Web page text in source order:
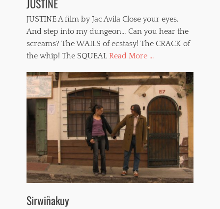
JUSTINE
JUSTINE A film by Jac Avila Close your eyes.
And step into my dungeon… Can you hear the
screams? The WAILS of ecstasy! The CRACK of
the whip! The SQUEAL Read More ...
Sirwiñakuy